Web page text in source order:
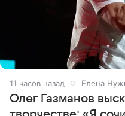
11 часов назад Елена
Олег Газманов